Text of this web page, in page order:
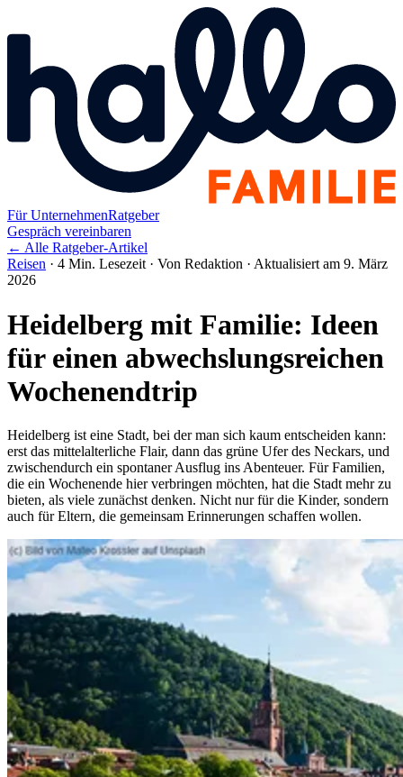
Für UnternehmenRatgeber
Gespräch vereinbaren
← Alle Ratgeber-Artikel
Reisen · 4 Min. Lesezeit · Von Redaktion · Aktualisiert am 9. März
2026
Heidelberg mit Familie: Ideen
für einen abwechslungsreichen
Wochenendtrip
Heidelberg ist eine Stadt, bei der man sich kaum entscheiden kann:
erst das mittelalterliche Flair, dann das grüne Ufer des Neckars, und
zwischendurch ein spontaner Ausflug ins Abenteuer. Für Familien,
die ein Wochenende hier verbringen möchten, hat die Stadt mehr zu
bieten, als viele zunächst denken. Nicht nur für die Kinder, sondern
auch für Eltern, die gemeinsam Erinnerungen schaffen wollen.